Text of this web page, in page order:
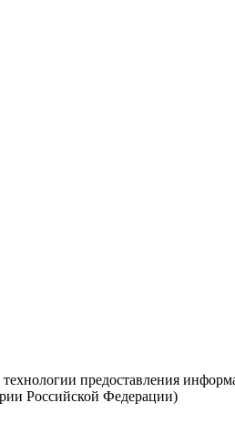
предоставления
Российской Федерации)